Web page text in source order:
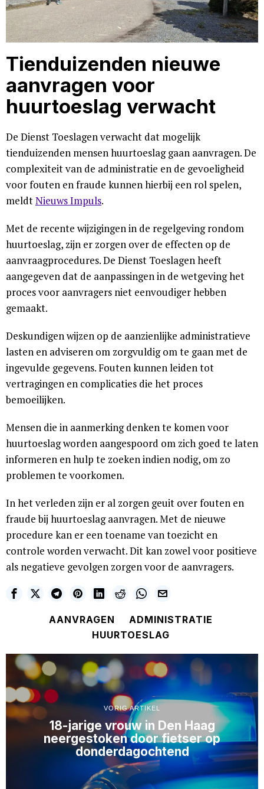
Tienduizenden nieuwe
aanvragen voor
huurtoeslag verwacht
De Dienst Toeslagen verwacht dat mogelijk
tienduizenden mensen huurtoeslag gaan aanvragen. De
complexiteit van de administratie en de gevoeligheid
voor fouten en fraude kunnen hierbij een rol spelen,
meldtNieuws Impuls.
Met de recente wijzigingen in de regelgeving rondom
huurtoeslag, zijn er zorgen over de effecten op de
aanvraagprocedures. De Dienst Toeslagen heeft
aangegeven dat de aanpassingen in de wetgeving het
proces voor aanvragers niet eenvoudiger hebben
gemaakt.
Deskundigen wijzen op de aanzienlijke administratieve
lasten en adviseren om zorgvuldig om te gaan met de
ingevulde gegevens. Fouten kunnen leiden tot
vertragingen en complicaties die het proces
bemoeilijken.
Mensen die in aanmerking denken te komen voor
huurtoeslag worden aangespoord om zich goed te laten
informeren en hulp te zoeken indien nodig, om zo
problemen te voorkomen.
In het verleden zijn er al zorgen geuit over fouten en
fraude bij huurtoeslag aanvragen. Met de nieuwe
procedure kan er een toename van toezicht en
controle worden verwacht. Dit kan zowel voor positieve
als negatieve gevolgen zorgen voor de aanvragers.
AANVRAGEN
ADMINISTRATIE
HUURTOESLAG
VORIG ARTIKEL
18-jarige vrouw in Den Haag
neergestoken door fietser op
donderdagochtend